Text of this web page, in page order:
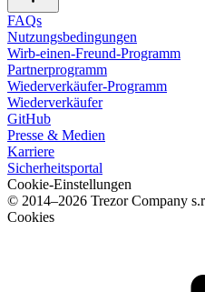
FAQs
Nutzungsbedingungen
Wirb-einen-Freund-Programm
Partnerprogramm
Wiederverkäufer-Programm
Wiederverkäufer
GitHub
Presse & Medien
Karriere
Sicherheitsportal
Cookie-Einstellungen
© 2014–2026 Trezor Company
Cookies